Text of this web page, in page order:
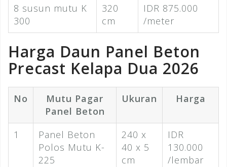
8 susun mutu K
300
320
cm
IDR 875.000
/meter
Harga Daun Panel Beton
Precast Kelapa Dua 2026
No
Mutu Pagar
Panel Beton
Ukuran Harga
1
Panel Beton
Polos Mutu K-
225
240 x
40 x 5
cm
IDR
130.000
/lembar